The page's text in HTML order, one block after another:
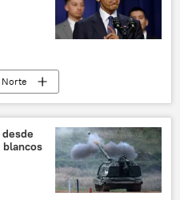
Norte
Kevin Lewis